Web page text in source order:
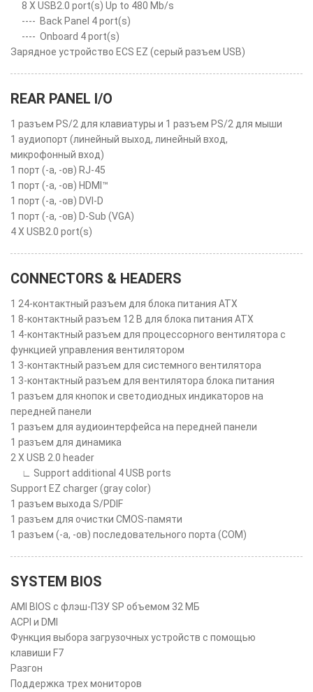
8 X USB2.0 port(s) Up to 480 Mb/s
---- Back Panel 4 port(s)
---- Onboard 4 port(s)
Зарядное устройство ECS EZ (серый разъем USB)
REAR PANEL I/O
1 разъем PS/2 для клавиатуры и 1 разъем PS/2 для мыши
1 аудиопорт (линейный выход, линейный вход,
микрофонный вход)
1 порт (-а, -ов) RJ-45
1 порт (-а, -ов) HDMI™
1 порт (-а, -ов) DVI-D
1 порт (-а, -ов) D-Sub (VGA)
4 X USB2.0 port(s)
CONNECTORS & HEADERS
1 24-контактный разъем для блока питания ATX
1 8-контактный разъем 12 В для блока питания ATX
1 4-контактный разъем для процессорного вентилятора с
функцией управления вентилятором
1 3-контактный разъем для системного вентилятора
1 3-контактный разъем для вентилятора блока питания
1 разъем для кнопок и светодиодных индикаторов на
передней панели
1 разъем для аудиоинтерфейса на передней панели
1 разъем для динамика
2 X USB 2.0 header
∟ Support additional 4 USB ports
Support EZ charger (gray color)
1 разъем выхода S/PDIF
1 разъем для очистки CMOS-памяти
1 разъем (-а, -ов) последовательного порта (COM)
SYSTEM BIOS
AMI BIOS с флэш-ПЗУ SP объемом 32 МБ
ACPI и DMI
Функция выбора загрузочных устройств с помощью
клавиши F7
Разгон
Поддержка трех мониторов